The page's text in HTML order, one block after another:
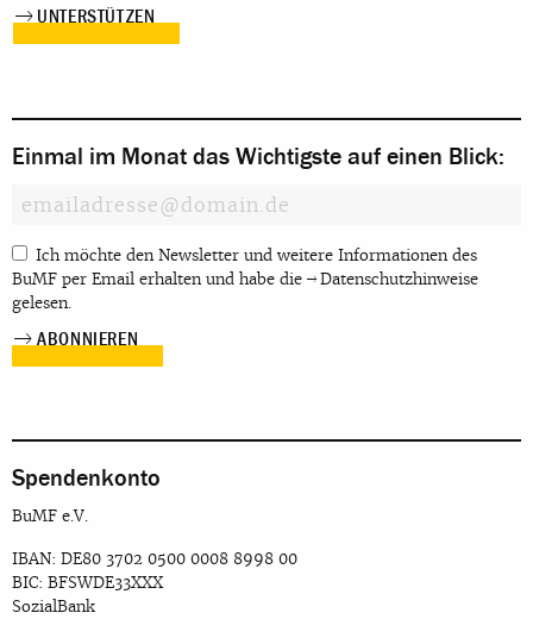
UNTERSTÜTZEN
Einmal im Monat das Wichtigste auf einen Blick:
Ich möchte den Newsletter und weitere Informationen des
BuMF per Email erhalten und habe die
Datenschutzhinweise
gelesen.
Spendenkonto
BuMF e.V.
IBAN: DE80 3702 0500 0008 8998 00
BIC: BFSWDE33XXX
SozialBank